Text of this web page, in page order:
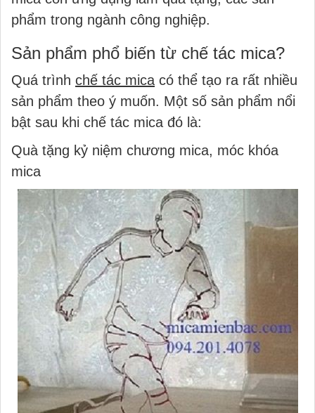
phẩm trong ngành công nghiệp.
Sản phẩm phổ biến từ chế tác mica?
Quá trình chế tác mica có thể tạo ra rất nhiều
sản phẩm theo ý muốn. Một số sản phẩm nổi
bật sau khi chế tác mica đó là:
Quà tặng kỷ niệm chương mica, móc khóa
mica